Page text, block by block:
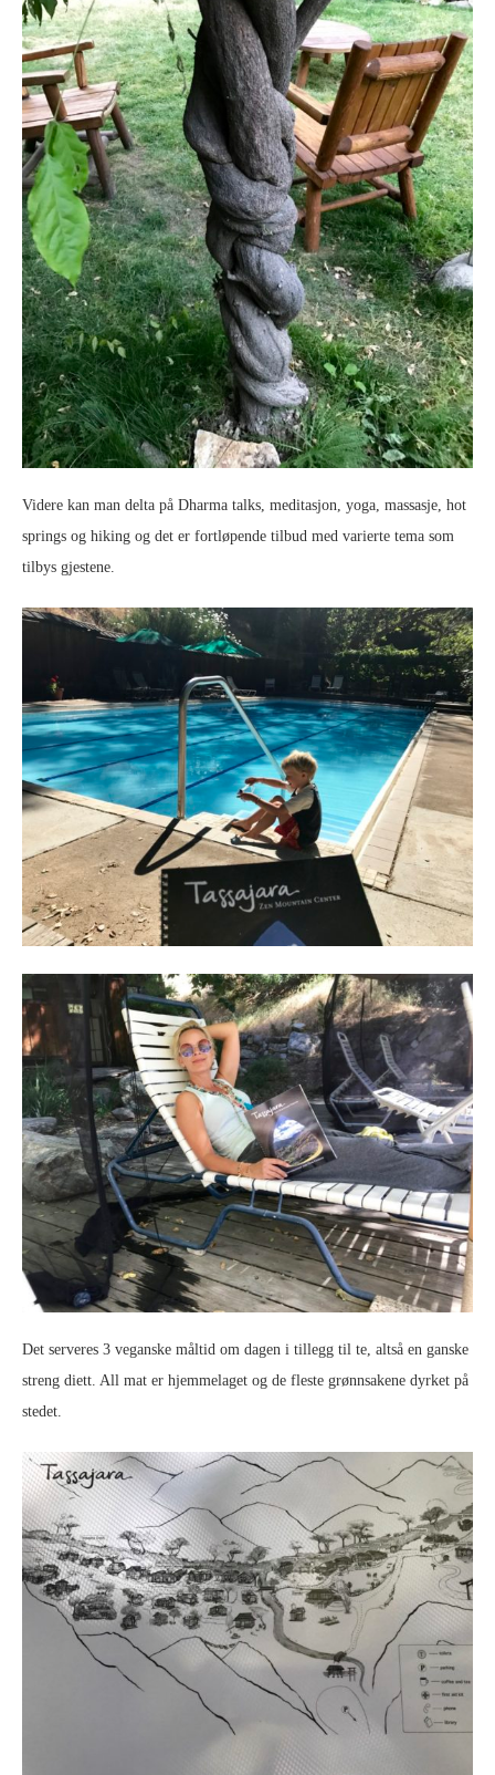
Videre kan man delta på Dharma talks, meditasjon, yoga, massasje, hot
springs og hiking og det er fortløpende tilbud med varierte tema som
tilbys gjestene.
Det serveres 3 veganske måltid om dagen i tillegg til te, altså en ganske
streng diett. All mat er hjemmelaget og de fleste grønnsakene dyrket på
stedet.